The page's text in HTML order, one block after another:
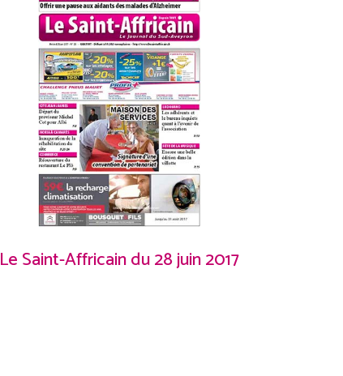
Le Saint-Affricain du 28 juin 2017